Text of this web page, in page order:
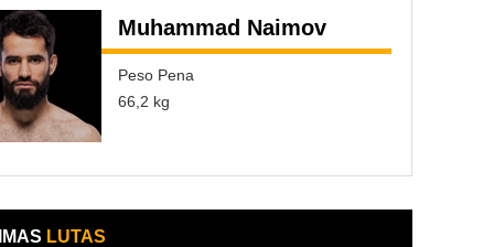
Muhammad Naimov
Peso Pena
66,2 kg
LUTAS